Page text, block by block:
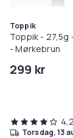
Toppik
Toppik - 27,5g
- Mørkebrun
299 kr
4,2
torsdag, 13